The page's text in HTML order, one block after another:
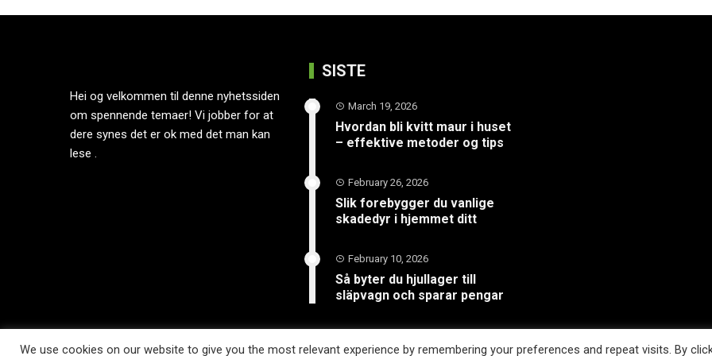
Hei og velkommen til denne nyhetssiden
om spennende temaer! Vi jobber for at
dere synes det er ok med det man kan
lese .
SISTE
March 19, 2026
Hvordan bli kvitt maur i huset
– effektive metoder og tips
February 26, 2026
Slik forebygger du vanlige
skadedyr i hjemmet ditt
February 10, 2026
Så byter du hjullager till
släpvagn och sparar pengar
We use cookies on our website to give you the most relevant experience by remembering your preferences and repeat visits. By